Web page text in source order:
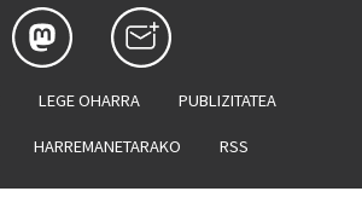
LEGE OHARRA PUBLIZITATEA
HARREMANETARAKO RSS